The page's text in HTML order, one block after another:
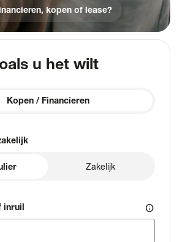
kopen of lease?
u het wilt
Kopen / Financieren
Zakelijk
inruil info